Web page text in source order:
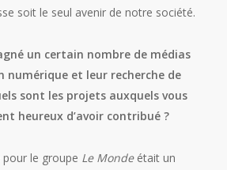
soit le seul avenir de notre société.
un certain nombre de médias
numérique et leur recherche de
sont les projets auxquels vous
heureux d’avoir contribué ?
le groupe Le Mondeétait un